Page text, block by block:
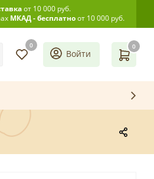
от 10 000 руб.
МКАД - бесплатноот 10 000 руб.
0 0
Войти